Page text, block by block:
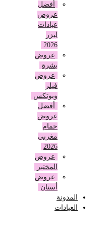
أفضل
عروض
عيادات
عروض
بشرة
عروض
وبوتكس
أفضل
عروض
حمام
مغربي
عروض
المختبر
عروض
أسنان
المدونة
العيادات